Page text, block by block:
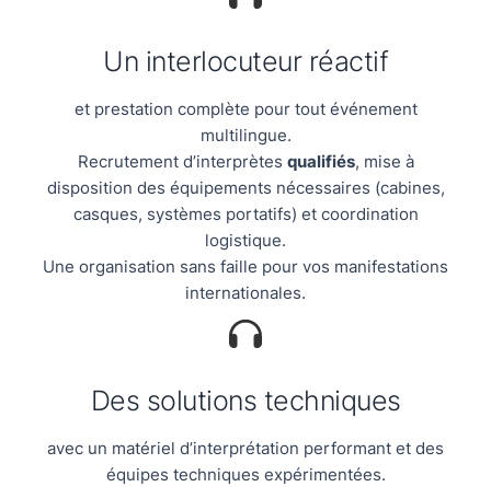
Un interlocuteur réactif
et prestation complète pour tout événement
multilingue.
Recrutement d’interprètes qualifiés, mise à
disposition des équipements nécessaires (cabines,
casques, systèmes portatifs) et coordination
logistique.
Une organisation sans faille pour vos manifestations
internationales.
Des solutions techniques
avec un matériel d’interprétation performant et des
équipes techniques expérimentées.